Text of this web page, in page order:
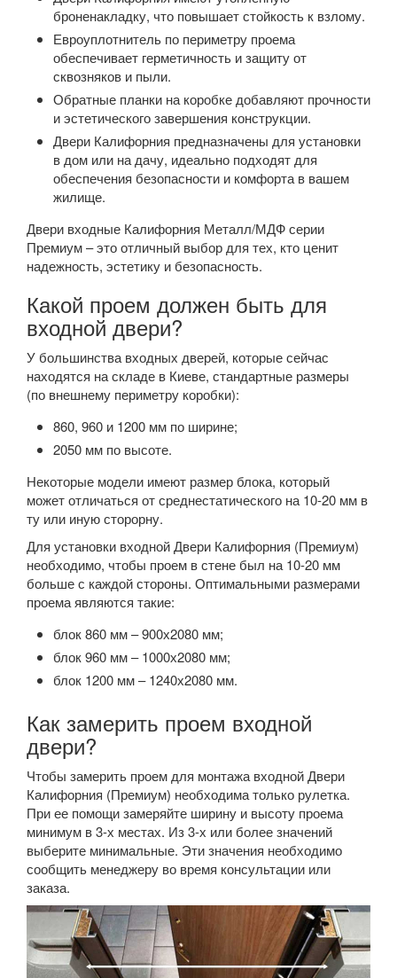
броненакладку, что повышает стойкость к взлому.
Евроуплотнитель по периметру проема
обеспечивает герметичность и защиту от
сквозняков и пыли.
Обратные планки на коробке добавляют прочности
и эстетического завершения конструкции.
Двери Калифорния предназначены для установки
в дом или на дачу, идеально подходят для
обеспечения безопасности и комфорта в вашем
жилище.
Двери входные Калифорния Металл/МДФ серии
Премиум – это отличный выбор для тех, кто ценит
надежность, эстетику и безопасность.
Какой проем должен быть для
входной двери?
У большинства входных дверей, которые сейчас
находятся на складе в Киеве, стандартные размеры
(по внешнему периметру коробки):
860, 960 и 1200 мм по ширине;
2050 мм по высоте.
Некоторые модели имеют размер блока, который
может отличаться от среднестатического на 10-20 мм в
ту или иную сторорну.
Для установки входной Двери Калифорния (Премиум)
необходимо, чтобы проем в стене был на 10-20 мм
больше с каждой стороны. Оптимальными размерами
проема являются такие:
блок 860 мм – 900х2080 мм;
блок 960 мм – 1000х2080 мм;
блок 1200 мм – 1240х2080 мм.
Как замерить проем входной
двери?
Чтобы замерить проем для монтажа входной Двери
Калифорния (Премиум) необходима только рулетка.
При ее помощи замеряйте ширину и высоту проема
минимум в 3-х местах. Из 3-х или более значений
выберите минимальные. Эти значения необходимо
сообщить менеджеру во время консультации или
заказа.